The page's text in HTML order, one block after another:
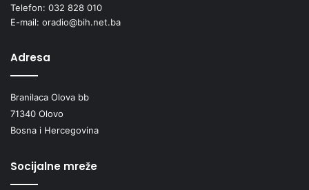
Telefon: 032 828 010
E-mail: oradio@bih.net.ba
Adresa
Branilaca Olova bb
71340 Olovo
Bosna i Hercegovina
Socijalne mreže